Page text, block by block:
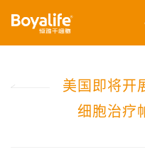
首页 什么是干细胞
美国即将开展新临床试验！干
美国即将开
细胞治疗